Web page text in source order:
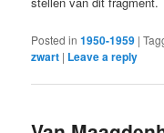
Posted in 1950-1959 |
zwart | Leave a reply